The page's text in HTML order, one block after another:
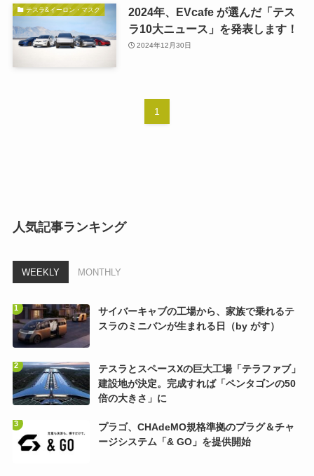
テスラ&イーロン・マスク
2024年、EVcafe が選んだ「テス
ラ10大ニュース」を発表します！
2024年12月30日
1
人気記事ランキング
WEEKLY MONTHLY
サイバーキャブの工場から、家族で乗れるテ
スラのミニバンが生まれる日（by がす）
テスラとスペースXの巨大工場「テラファブ」
建設地が決定。完成すれば「ペンタゴンの50
倍の大きさ」に
プラゴ、CHAdeMO規格準拠のプラグ＆チャ
ージシステム「& GO」を提供開始